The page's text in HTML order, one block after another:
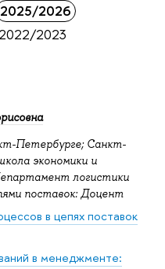
2025/2026
2022/2023
Петербурге; Санкт-
экономики и
логистики
поставок: Доцент
в цепях поставок
в менеджменте: